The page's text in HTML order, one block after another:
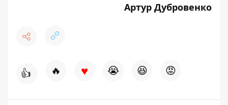
Артур Дубровенко
👍 🔥 ♥ 😭 😆 😡